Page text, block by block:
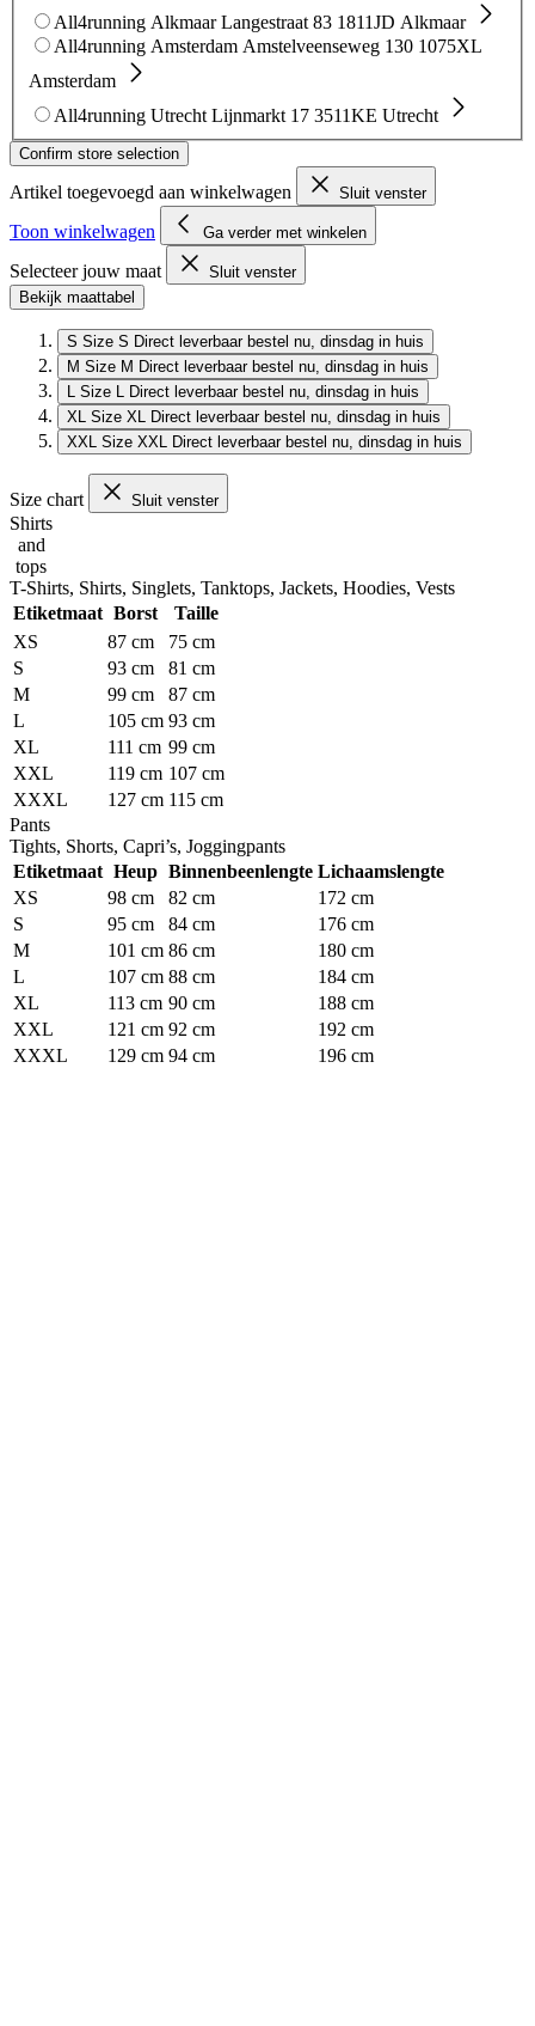
All4running Alkmaar Langestraat 83 1811JD Alkmaar
All4running Amsterdam Amstelveenseweg 130 1075XL
Amsterdam
All4running Utrecht Lijnmarkt 17 3511KE Utrecht
Confirm store selection
Artikel toegevoegd aan winkelwagen Sluit venster
Toon winkelwagen Ga verder met winkelen
Selecteer jouw maat
Sluit venster
Bekijk maattabel
S Size S Direct leverbaar bestel nu, dinsdag in huis
M Size M Direct leverbaar bestel nu, dinsdag in huis
L Size L Direct leverbaar bestel nu, dinsdag in huis
XL Size XL Direct leverbaar bestel nu, dinsdag in huis
XXL Size XXL Direct leverbaar bestel nu, dinsdag in huis
Size chart Sluit venster
Shirts
and
tops
T-Shirts, Shirts, Singlets, Tanktops, Jackets, Hoodies, Vests
Etiketmaat Borst
Taille
XS
87 cm
75 cm
S
93 cm
81 cm
M
99 cm
87 cm
L
105 cm 93 cm
XL
111 cm 99 cm
XXL
119 cm 107 cm
XXXL
127 cm 115 cm
Pants
Tights, Shorts, Capri’s, Joggingpants
Etiketmaat Heup Binnenbeenlengte Lichaamslengte
XS
98 cm 82 cm
172 cm
S
95 cm 84 cm
176 cm
M
101 cm 86 cm
180 cm
L
107 cm 88 cm
184 cm
XL
113 cm 90 cm
188 cm
XXL
121 cm 92 cm
192 cm
XXXL
129 cm 94 cm 196 cm